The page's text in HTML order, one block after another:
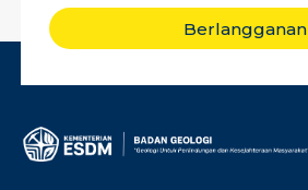
Berlangganan